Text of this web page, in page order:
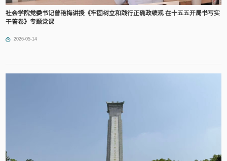
社会学院党委书记曾艳梅讲授《牢固树立和践行正确政绩观 在十五五开局书写实
干答卷》专题党课
2026-05-14